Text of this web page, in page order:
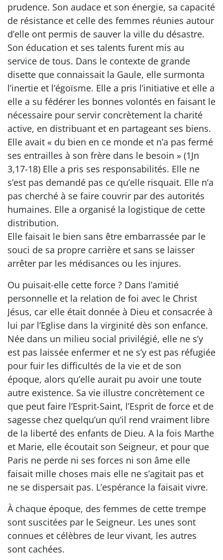
prudence. Son audace et son énergie, sa capacité
de résistance et celle des femmes réunies autour
d’elle ont permis de sauver la ville du désastre.
Son éducation et ses talents furent mis au
service de tous. Dans le contexte de grande
disette que connaissait la Gaule, elle surmonta
l’inertie et l’égoïsme. Elle a pris l’initiative et elle a
elle a su fédérer les bonnes volontés en faisant le
nécessaire pour servir concrètement la charité
active, en distribuant et en partageant ses biens.
Elle avait « du bien en ce monde et n’a pas fermé
ses entrailles à son frère dans le besoin » (1Jn
3,17-18) Elle a pris ses responsabilités. Elle ne
s’est pas demandé pas ce qu’elle risquait. Elle n’a
pas cherché à se faire couvrir par des autorités
humaines. Elle a organisé la logistique de cette
distribution.
Elle faisait le bien sans être embarrassée par le
souci de sa propre carrière et sans se laisser
arrêter par les médisances ou les injures.
Ou puisait-elle cette force ? Dans l’amitié
personnelle et la relation de foi avec le Christ
Jésus, car elle était donnée à Dieu et consacrée à
lui par l’Eglise dans la virginité dès son enfance.
Née dans un milieu social privilégié, elle ne s’y
est pas laissée enfermer et ne s’y est pas réfugiée
pour fuir les difficultés de la vie et de son
époque, alors qu’elle aurait pu avoir une toute
autre existence. Sa vie illustre concrètement ce
que peut faire l’Esprit-Saint, l’Esprit de force et de
sagesse chez quelqu’un qu’il rend vraiment libre
de la liberté des enfants de Dieu. A la fois Marthe
et Marie, elle écoutait son Seigneur, et pour que
Paris ne perde ni ses forces ni son âme elle
faisait mille choses mais elle ne s’agitait pas et
ne se dispersait pas. L’espérance la faisait vivre.
À chaque époque, des femmes de cette trempe
sont suscitées par le Seigneur. Les unes sont
connues et célèbres de leur vivant, les autres
sont cachées.